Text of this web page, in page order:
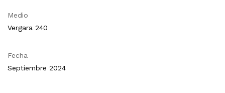
Medio
Vergara 240
Fecha
Septiembre 2024